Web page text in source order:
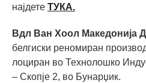
најдете ТУКА.
Вдл Ван Хоол Македонија
белгиски реномиран
лоциран во Технолошко
– Скопје 2, во Бунарџик.